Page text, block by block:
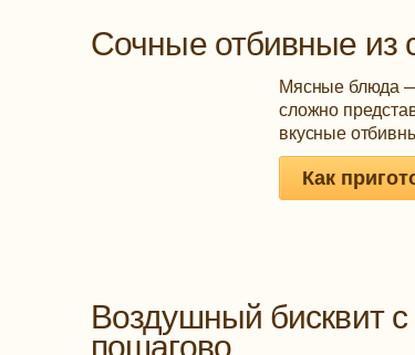
Сочные отбивные из
Мясные блюда —
сложно
вкусные
Как
Воздушный бисквит
пошагово